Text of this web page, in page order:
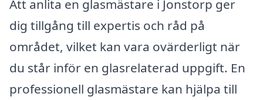
Att anlita en glasmästare i Jonstorp ger
dig tillgång till expertis och råd på
området, vilket kan vara ovärderligt när
du står inför en glasrelaterad uppgift. En
professionell glasmästare kan hjälpa till